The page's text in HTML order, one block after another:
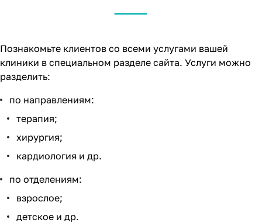
Познакомьте клиентов со всеми услугами вашей
клиники в специальном разделе сайта. Услуги можно
разделить:
по направлениям:
терапия;
хирургия;
кардиология и др.
по отделениям:
взрослое;
детское и др.